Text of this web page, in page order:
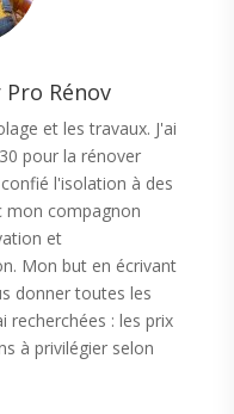
Rénov
et les travaux. J'ai
pour la rénover
l'isolation à des
mon compagnon
et
Mon but en écrivant
donner toutes les
recherchées : les prix
à privilégier selon